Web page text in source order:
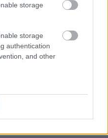
storage
storage
authentication
and other